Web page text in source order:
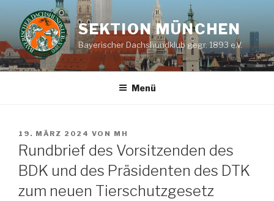
Inhalt
springen
SEKTION MÜNCHEN
Bayerischer Dachshundklub gegr. 1893 e.V.
Menü
VERÖFFENTLICHT
AM
19. MÄRZ 2024 VON MH
Rundbrief des Vorsitzenden des
BDK und des Präsidenten des DTK
zum neuen Tierschutzgesetz